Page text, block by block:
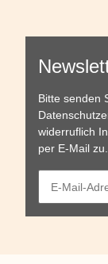
Bitte senden
widerruflich
per E-Mail zu.